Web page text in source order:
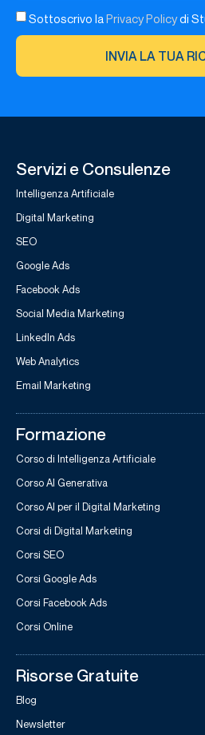
Sottoscrivo laPrivacy Policydi
INVIA LA TUA
Servizi e Consulenze
Intelligenza Artificiale
Digital Marketing
SEO
Google Ads
Facebook Ads
Social Media Marketing
LinkedIn Ads
Web Analytics
Email Marketing
Formazione
Corso di Intelligenza Artificiale
Corso AI Generativa
Corso AI per il Digital Marketing
Corsi di Digital Marketing
Corsi SEO
Corsi Google Ads
Corsi Facebook Ads
Corsi Online
Risorse Gratuite
Blog
Newsletter